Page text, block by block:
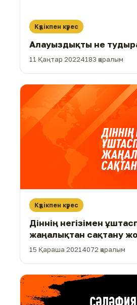
Күдікпен күрес
Алауыздықты не
11 Қаңтар 20224183 қаралым
Күдікпен күрес
Діннің негізімен
жаңалықтан сақтану
15 Қараша 2021 4072 қаралым